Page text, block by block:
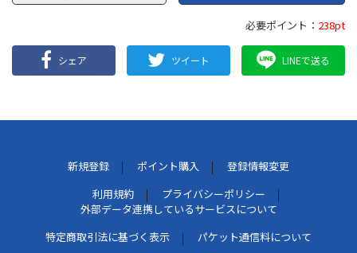
必要ポイント： 238pt
シェア ツイート LINEで送る
新規登録 ポイント購入
登録情報変更
利用規約
プライバシーポリシー
外部データ連携しているサービスについて
特定商取引法に基づく表示
パケット通信料について